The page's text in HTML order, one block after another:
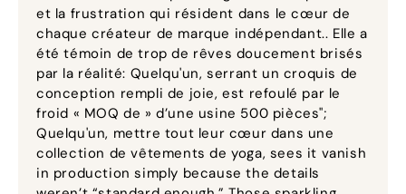
et la frustration qui résident dans le cœur de
chaque créateur de marque indépendant.. Elle a
été témoin de trop de rêves doucement brisés
par la réalité: Quelqu'un, serrant un croquis de
conception rempli de joie, est refoulé par le
froid « MOQ de » d’une usine 500 pièces";
Quelqu'un, mettre tout leur cœur dans une
collection de vêtements de yoga, sees it vanish
in production simply because the details